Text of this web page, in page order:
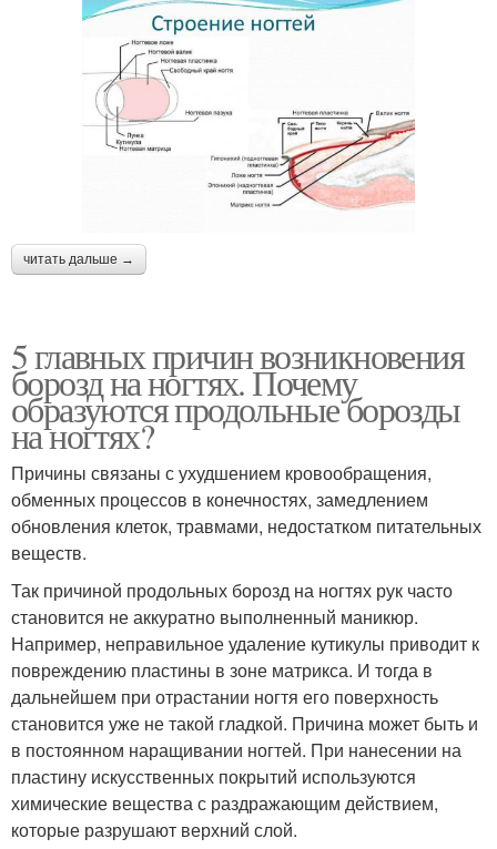
читать дальше →
5 главных причин возникновения
борозд на ногтях. Почему
образуются продольные борозды
на ногтях?
Причины связаны с ухудшением кровообращения,
обменных процессов в конечностях, замедлением
обновления клеток, травмами, недостатком питательных
веществ.
Так причиной продольных борозд на ногтях рук часто
становится не аккуратно выполненный маникюр.
Например, неправильное удаление кутикулы приводит к
повреждению пластины в зоне матрикса. И тогда в
дальнейшем при отрастании ногтя его поверхность
становится уже не такой гладкой. Причина может быть и
в постоянном наращивании ногтей. При нанесении на
пластину искусственных покрытий используются
химические вещества с раздражающим действием,
которые разрушают верхний слой.